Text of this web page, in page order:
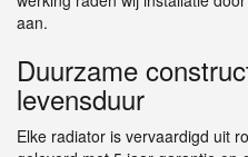
aan.
Duurzame
levensduur
Elke radiator is vervaardigd uit